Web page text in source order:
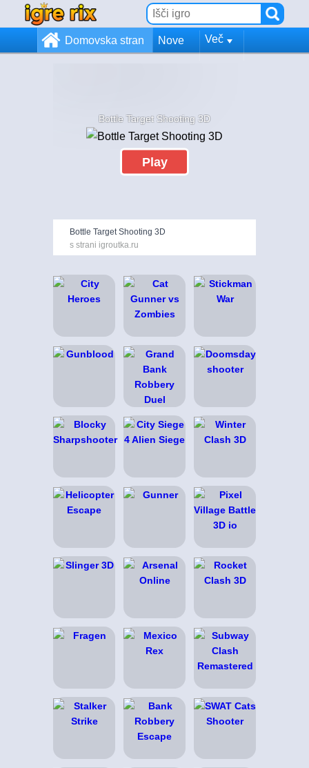
Domovska stran Nove Več
Bottle Target Shooting 3D
Play
Bottle Target Shooting 3D
s strani igroutka.ru